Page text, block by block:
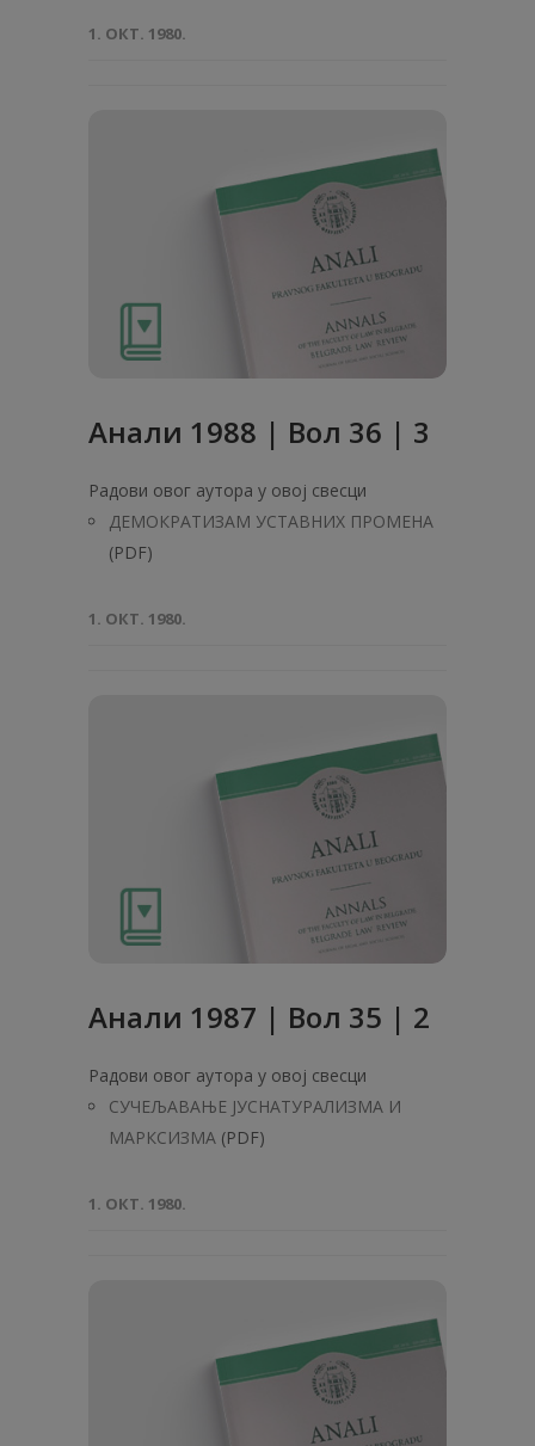
1. ОКТ. 1980.
Анaли 1988 | Вол 36 | 3
Радови овог аутора у овој свесци
ДЕМОКРАТИЗАМ УСТАВНИХ ПРОМЕНА
(PDF)
1. ОКТ. 1980.
Анaли 1987 | Вол 35 | 2
Радови овог аутора у овој свесци
СУЧЕЉАВАЊЕ ЈУСНАТУРАЛИЗМА И
МАРКСИЗМА (PDF)
1. ОКТ. 1980.